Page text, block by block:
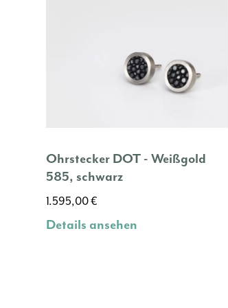
Ohrstecker DOT - Weißgold
585, schwarz
1.595,00€
Details ansehen